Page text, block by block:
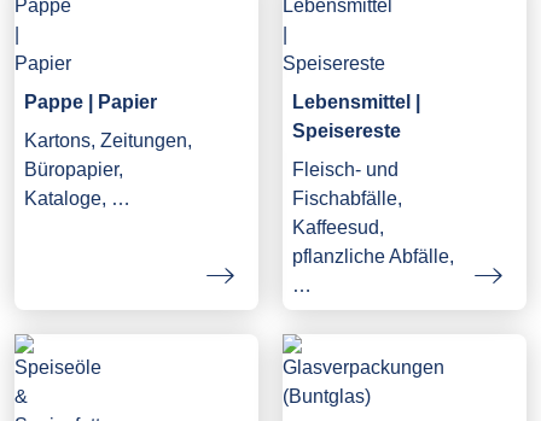
Pappe | Papier
Kartons, Zeitungen,
Büropapier,
Kataloge, …
Lebensmittel |
Speisereste
Fleisch- und
Fischabfälle,
Kaffeesud,
pflanzliche Abfälle,
…